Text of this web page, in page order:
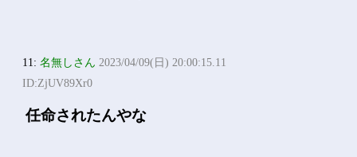
11:名無しさん 2023/04/09(日) 20:00:15.11
ID:ZjUV89Xr0
任命されたんやな